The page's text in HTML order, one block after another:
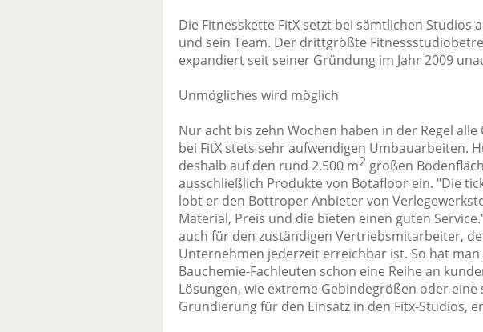
Die Fitnesskette FitX setzt bei sämtlichen Studios
und sein Team. Der drittgrößte
expandiert seit seiner Gründung im Jahr 2009
Unmögliches wird möglich
Nur acht bis zehn Wochen haben in der Regel alle
bei FitX stets sehr aufwendigen Umbauarbeiten.
deshalb auf den rund 2.500 m2 großen
ausschließlich Produkte von Botafloor ein. "Die
lobt er den Bottroper Anbieter von
Material, Preis und die bieten einen guten
auch für den zuständigen Vertriebsmitarbeiter,
Unternehmen jederzeit erreichbar ist. So hat
Bauchemie-Fachleuten schon eine Reihe an
Lösungen, wie extreme Gebindegrößen oder eine
Grundierung für den Einsatz in den Fitx-Studios,